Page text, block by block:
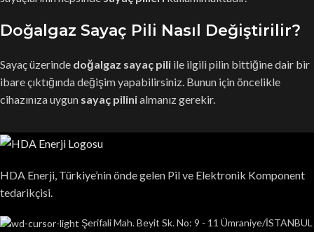
Doğalgaz Sayaç Pili Nasıl Değiştirilir?
Sayaç üzerinde doğalgaz sayaç pili ile ilgili pilin bittiğine dair bir
ibare çıktığında değişim yapabilirsiniz. Bunun için öncelikle
cihazınıza uygun sayaç pilinialmanız gerekir.
HDA Enerji, Türkiye’nin önde gelen Pil ve Elektronik Komponent
tedarikçisi.
Şerifali Mah. Beyit Sk. No: 9 - 11 Ümraniye/İSTANBUL